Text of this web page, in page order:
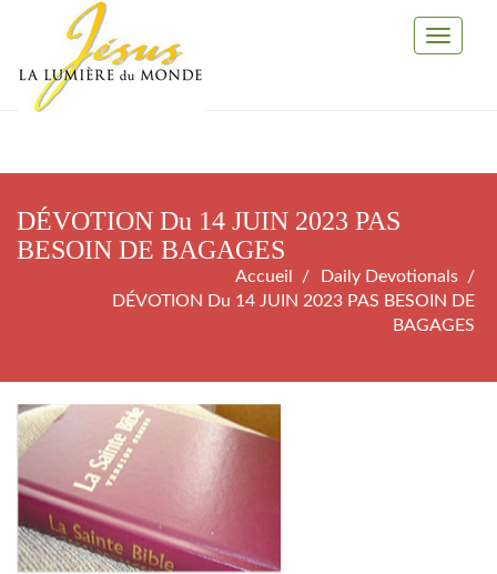
Toggle
DÉVOTION Du 14 JUIN 2023 PAS
BESOIN DE BAGAGES
Accueil
Daily Devotionals
DÉVOTION Du 14 JUIN 2023 PAS BESOIN DE
BAGAGES